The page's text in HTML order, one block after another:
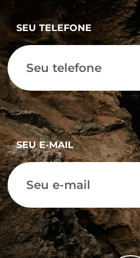
SEU TELEFONE
SEU E-MAIL